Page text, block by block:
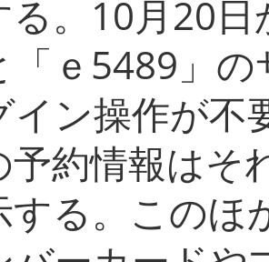
る。10月20
「ｅ5489」
イン操作が不
予約情報はそ
する。このほ